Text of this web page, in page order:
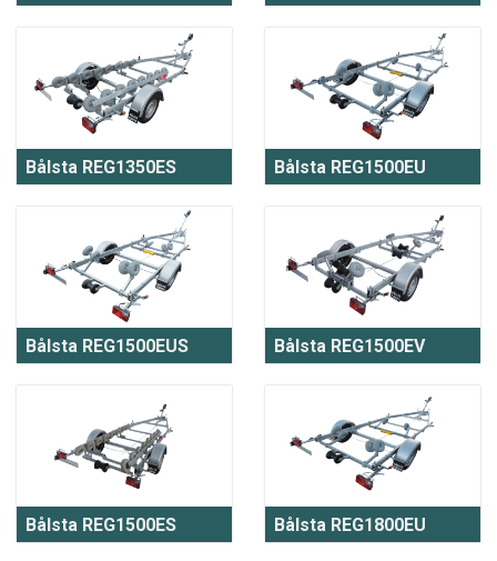
Bålsta REG1350ES Bålsta REG1500EU
Bålsta REG1500EUS Bålsta REG1500EV
Bålsta REG1500ES Bålsta REG1800EU